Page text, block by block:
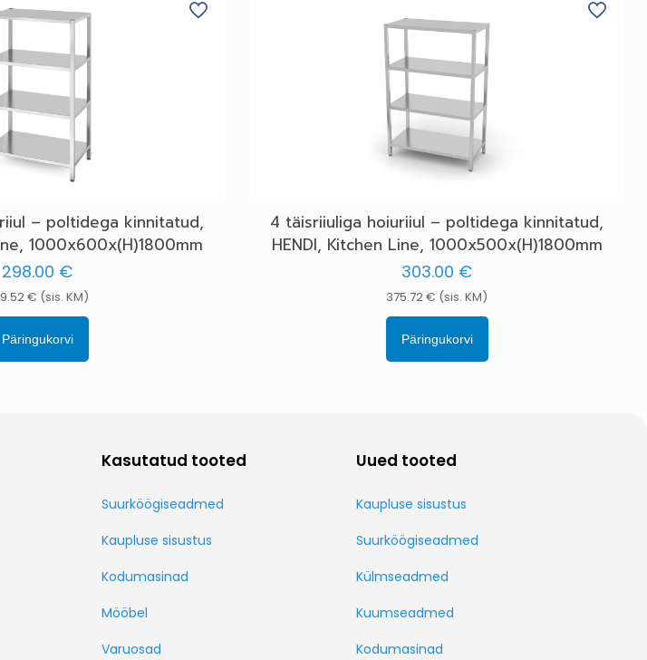
– poltidega kinnitatud,
1000x600x(H)1800mm
298.00 €
€ (sis. KM)
Päringukorvi
4 täisriiuliga hoiuriiul – poltidega kinnitatud,
HENDI, Kitchen Line, 1000x500x(H)1800mm
303.00 €
375.72€ (sis. KM)
Päringukorvi
Kasutatud tooted
Suurköögiseadmed
Kaupluse sisustus
Kodumasinad
Mööbel
Varuosad
Uued tooted
Kaupluse sisustus
Suurköögiseadmed
Külmseadmed
Kuumseadmed
Kodumasinad